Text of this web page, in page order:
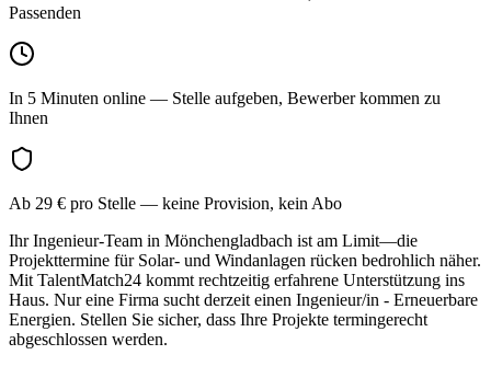
Passenden
In 5 Minuten online — Stelle aufgeben, Bewerber kommen zu
Ihnen
Ab 29 € pro Stelle — keine Provision, kein Abo
Ihr Ingenieur-Team in Mönchengladbach ist am Limit—die
Projekttermine für Solar- und Windanlagen rücken bedrohlich näher.
Mit TalentMatch24 kommt rechtzeitig erfahrene Unterstützung ins
Haus. Nur eine Firma sucht derzeit einen Ingenieur/in - Erneuerbare
Energien. Stellen Sie sicher, dass Ihre Projekte termingerecht
abgeschlossen werden.